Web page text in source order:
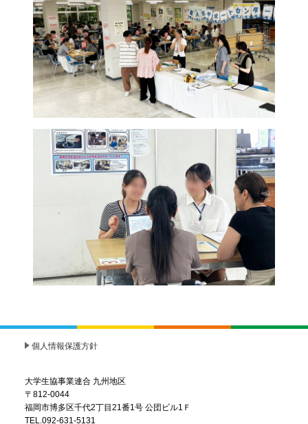
個人情報保護方針
大学生協事業連合 九州地区
〒812-0044
福岡市博多区千代2丁目21番1号 公団ビル1Ｆ
TEL.092-631-5131